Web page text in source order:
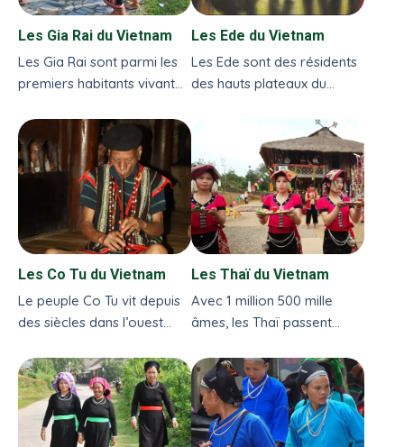
Les Gia Rai du Vietnam
Les Gia Rai sont parmi les
premiers habitants vivant
Hauts Plateaux du Centre...
Les Ede du Vietnam
Les Ede sont des résidents
des hauts plateaux du
domicile dans le centre du
Les Co Tu du Vietnam
Le peuple Co Tu vit depuis
des siècles dans l’ouest
du Centre...
Les Thaï du Vietnam
Avec 1 million 500 mille
âmes, les Thaï passent
ethnique du Vietnam...